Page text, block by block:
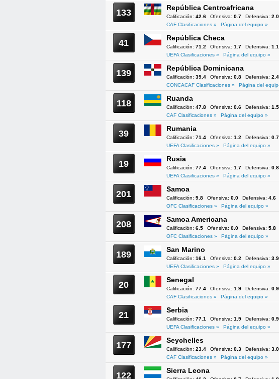
133 República Centroafricana
Calificación: 42.6 Ofensiva: 0.7 Defensiva: 2.0
CAF Clasificaciones »
Página del equipo »
41 República Checa
Calificación: 71.2 Ofensiva: 1.7 Defensiva: 1.1
UEFA Clasificaciones »
Página del equipo »
139 República Dominicana
Calificación: 39.4 Ofensiva: 0.8 Defensiva: 2.4
CONCACAF Clasificaciones »
Página del
118 Ruanda
Calificación: 47.8 Ofensiva: 0.6 Defensiva: 1.5
CAF Clasificaciones »
Página del equipo »
39 Rumania
Calificación: 71.4 Ofensiva: 1.2 Defensiva: 0.7
UEFA Clasificaciones »
Página del equipo »
19 Rusia
Calificación: 77.4 Ofensiva: 1.7 Defensiva: 0.8
UEFA Clasificaciones »
Página del equipo »
201 Samoa
Calificación: 9.8 Ofensiva: 0.0 Defensiva: 4.6
OFC Clasificaciones »
Página del equipo »
208 Samoa Americana
Calificación: 6.5 Ofensiva: 0.0 Defensiva: 5.8
OFC Clasificaciones »
Página del equipo »
189 San Marino
Calificación: 16.1 Ofensiva: 0.2 Defensiva: 3.9
UEFA Clasificaciones »
Página del equipo »
20 Senegal
Calificación: 77.4 Ofensiva: 1.9 Defensiva: 0.9
CAF Clasificaciones »
Página del equipo »
21 Serbia
Calificación: 77.1 Ofensiva: 1.9 Defensiva: 0.9
UEFA Clasificaciones »
Página del equipo »
177 Seychelles
Calificación: 23.4 Ofensiva: 0.3 Defensiva: 3.0
CAF Clasificaciones »
Página del equipo »
122 Sierra Leona